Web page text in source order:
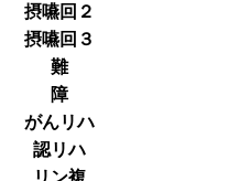
摂嚥回２
摂嚥回３
難
障
がんリハ
認リハ
リン複